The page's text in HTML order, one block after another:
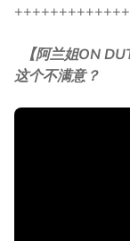
【阿兰姐ON
这个不满意？